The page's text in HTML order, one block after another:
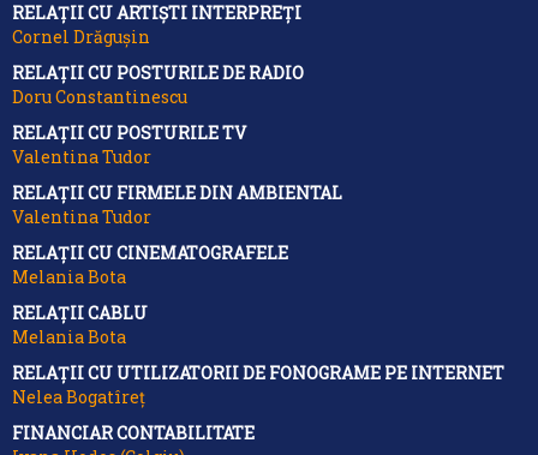
RELAȚII CU ARTIȘTI INTERPREȚI
Cornel Drăgușin
RELAȚII CU POSTURILE DE RADIO
Doru Constantinescu
RELAȚII CU POSTURILE TV
Valentina Tudor
RELAȚII CU FIRMELE DIN AMBIENTAL
Valentina Tudor
RELAȚII CU CINEMATOGRAFELE
Melania Bota
RELAȚII CABLU
Melania Bota
RELAȚII CU UTILIZATORII DE FONOGRAME PE INTERNET
Nelea Bogatîreț
FINANCIAR CONTABILITATE